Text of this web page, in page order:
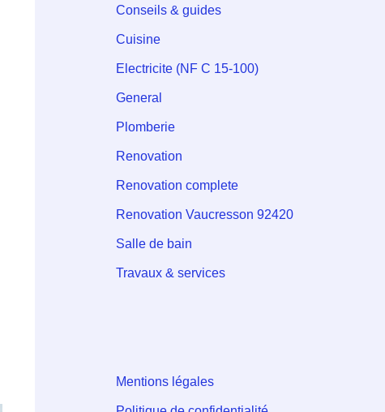
Conseils & guides
Cuisine
Electricite (NF C 15-100)
General
Plomberie
Renovation
Renovation complete
Renovation Vaucresson 92420
Salle de bain
Travaux & services
Mentions légales